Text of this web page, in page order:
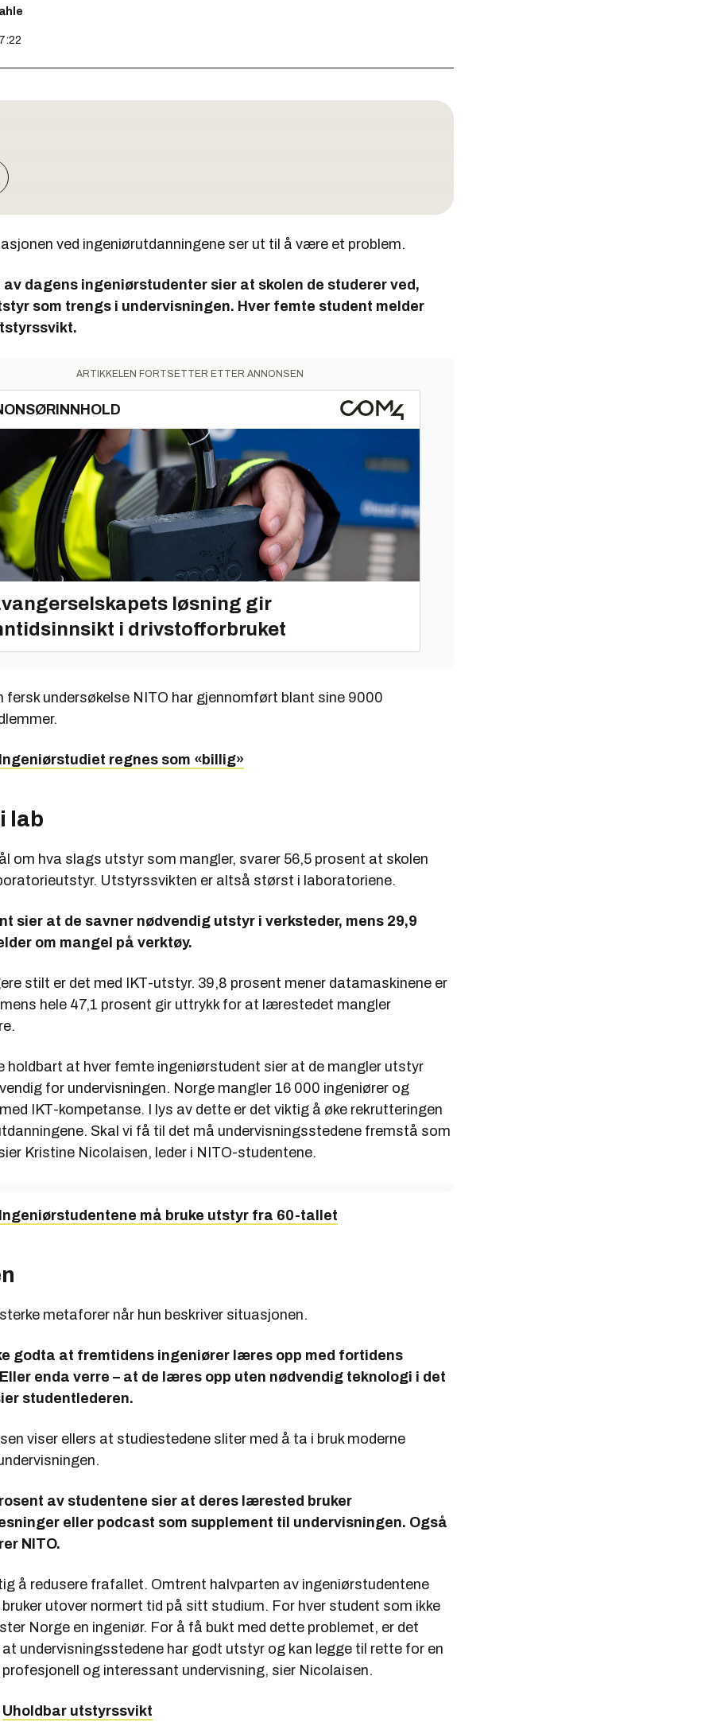
ved ingeniørutdanningene ser ut til å være et problem.
av dagens ingeniørstudenter sier at skolen de studerer ved,
som trengs i undervisningen. Hver femte student melder
ARTIKKELEN FORTSETTER ETTER ANNONSEN
løsning gir
i drivstofforbruket
fersk undersøkelse NITO har gjennomført blant sine 9000
Ingeniørstudiet regnes som «billig»
lab
om hva slags utstyr som mangler, svarer 56,5 prosent at skolen
Utstyrssvikten er altså størst i laboratoriene.
sier at de savner nødvendig utstyr i verksteder, mens 29,9
om mangel på verktøy.
stilt er det med IKT-utstyr. 39,8 prosent mener datamaskinene er
hele 47,1 prosent gir uttrykk for at lærestedet mangler
holdbart at hver femte ingeniørstudent sier at de mangler utstyr
for under­visningen. Norge mangler 16 000 ingeniører og
IKT-kompetanse. I lys av dette er det viktig å øke rekrutteringen
Skal vi få til det må undervisningsstedene fremstå som
Kristine Nicolaisen, leder i NITO-studentene.
Ingeniørstudentene må bruke utstyr fra 60-tallet
metaforer når hun beskriver situasjonen.
godta at fremtidens ingeniører læres opp med fortidens
enda verre – at de læres opp uten nødvendig teknologi i det
studentlederen.
viser ellers at studiestedene sliter med å ta i bruk moderne
av studentene sier at deres lærested bruker
eller podcast som supplement til undervisningen. Også
NITO.
å redusere frafallet. Omtrent halvparten av ingeniørstudentene
utover normert tid på sitt studium. For hver student som ikke
Norge en ingeniør. For å få bukt med dette problemet, er det
undervisningsstedene har godt utstyr og kan legge til rette for en
og interes­sant undervisning, sier Nicolaisen.
Uholdbar utstyrssvikt